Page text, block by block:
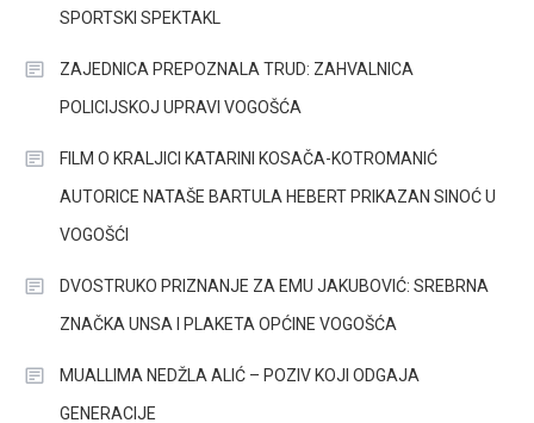
SPORTSKI SPEKTAKL
ZAJEDNICA PREPOZNALA TRUD: ZAHVALNICA
POLICIJSKOJ UPRAVI VOGOŠĆA
FILM O KRALJICI KATARINI KOSAČA-KOTROMANIĆ
AUTORICE NATAŠE BARTULA HEBERT PRIKAZAN SINOĆ U
VOGOŠĆI
DVOSTRUKO PRIZNANJE ZA EMU JAKUBOVIĆ: SREBRNA
ZNAČKA UNSA I PLAKETA OPĆINE VOGOŠĆA
MUALLIMA NEDŽLA ALIĆ – POZIV KOJI ODGAJA
GENERACIJE